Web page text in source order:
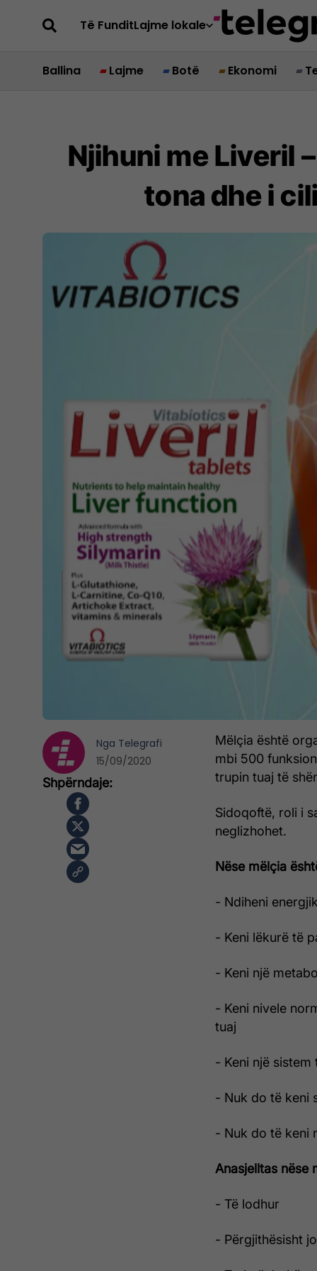
Të FunditLajme lokale
Ballina Lajme Botë Ekonomi
Njihuni me Liveril
tona dhe i
Mëlçia është
mbi 500
trupin tuaj të
Sidoqoftë, roli i
neglizhohet.
Nëse mëlçia
- Ndiheni energjik
- Keni lëkurë të
- Keni një
- Keni nivele
tuaj
- Keni një sistem
- Nuk do të keni
- Nuk do të keni
Anasjelltas nëse
- Të lodhur
- Përgjithësisht
Nga Telegrafi
15/09/2020